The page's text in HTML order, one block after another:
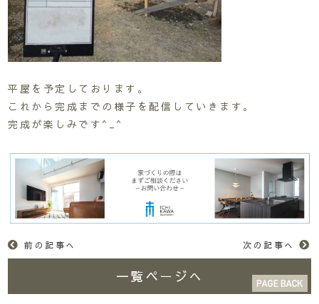
平屋を予定しております。
これから完成までの様子を配信していきます。
完成が楽しみです^_^
前の記事へ 次の記事へ
一覧ページへ